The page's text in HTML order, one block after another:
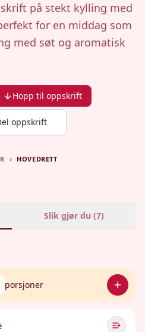
på stekt kylling med
for en middag som
med søt og aromatisk
Hopp til oppskrift
oppskrift
› HOVEDRETT
Slik gjør du (7)
porsjoner